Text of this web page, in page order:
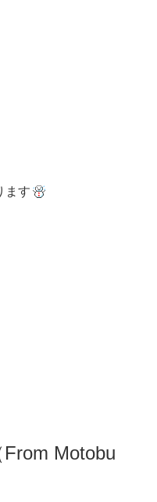
ます
Motobu